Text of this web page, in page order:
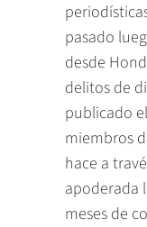
pasado
desde
delitos de
publicado
miembros
hace a
apoderada
meses de